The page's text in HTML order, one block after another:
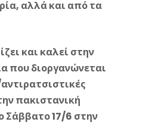
αλλά και από τα
και καλεί στην
που διοργανώνεται
πακιστανική
Σάββατο 17/6 στην